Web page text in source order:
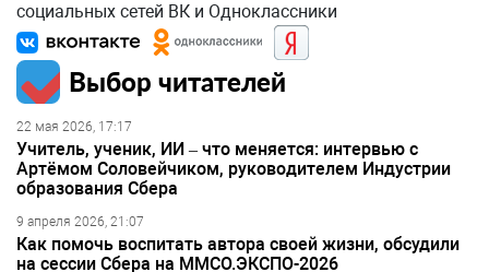
социальных сетей ВК и Одноклассники
Выбор читателей
22 мая 2026, 17:17
Учитель, ученик, ИИ – что меняется: интервью с
Артёмом Соловейчиком, руководителем Индустрии
образования Сбера
9 апреля 2026, 21:07
Как помочь воспитать автора своей жизни, обсудили
на сессии Сбера на ММСО.ЭКСПО-2026